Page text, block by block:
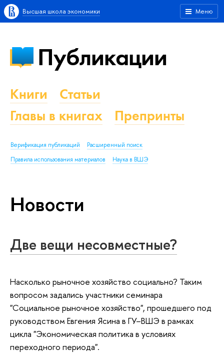
Меню
Высшая школа экономики
Публикации
Книги
Статьи
Главы в книгах
Препринты
Верификация публикаций
Расширенный поиск
Правила использования материалов
Наука в ВШЭ
Новости
Две вещи несовместные?
Насколько рыночное хозяйство социально? Таким
вопросом задались участники семинара
"Социальное рыночное хозяйство", прошедшего под
руководством Евгения Ясина в ГУ–ВШЭ в рамках
цикла "Экономическая политика в условиях
переходного периода".